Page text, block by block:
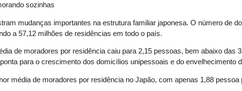
sozinhas
mudanças importantes na estrutura familiar japonesa. O número de
a 57,12 milhões de residências em todo o país.
de moradores por residência caiu para 2,15 pessoas, bem abaixo das
para o crescimento dos domicílios unipessoais e do envelhecimento
média de moradores por residência no Japão, com apenas 1,88 pessoa